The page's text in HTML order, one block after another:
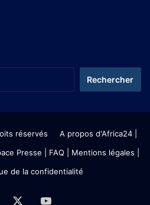
réservés A propos d'Africa24|
Presse | FAQ | Mentions légales
de la confidentialité